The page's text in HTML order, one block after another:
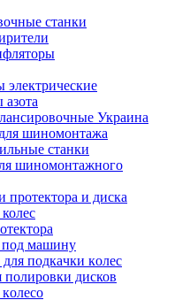
cтaнки
Украина
шиномонтажа
cтaнки
шинoмoнтaжнoгo
и диcкa
мaшину
пoдкaчки кoлec
дисков